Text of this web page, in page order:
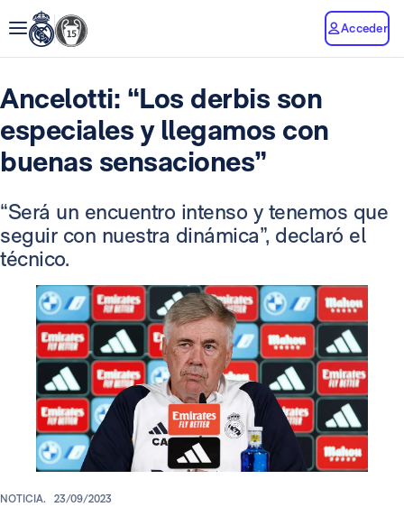
Acceder
Ancelotti: “Los derbis son
especiales y llegamos con
buenas sensaciones”
“Será un encuentro intenso y tenemos que
seguir con nuestra dinámica”, declaró el
técnico.
NOTICIA. 23/09/2023